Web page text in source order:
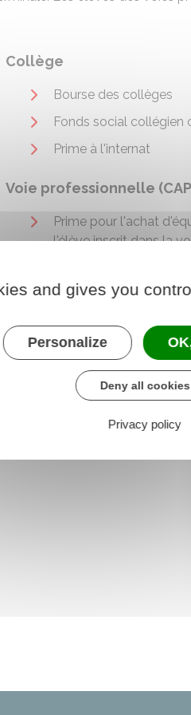
Collège
Bourse des collèges
Fonds social collégien
Prime à l'internat
Voie professionnelle
Prime pour l'achat
l'élève inscrit dans la
and gives you
Personalize
Deny all cookies
Privacy policy